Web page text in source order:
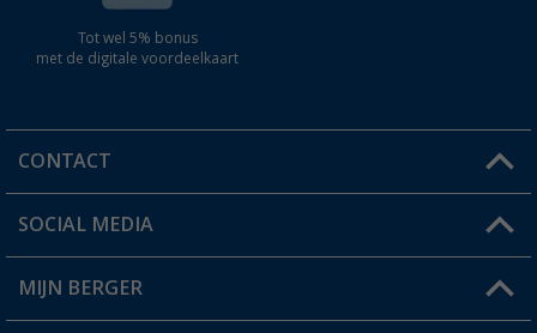
Tot wel 5% bonus
met de digitale voordeelkaart
CONTACT
Een vraag?
Winkel vinden
SOCIAL MEDIA
MIJN BERGER